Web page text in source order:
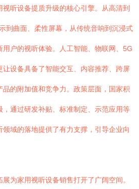
听设备提质升级的核心引擎。从高清到
到曲面、柔性屏幕，从传统音响到沉浸式
户的视听体验。人工智能、物联网、5G
设备具备了智能交互、内容推荐、跨屏
的附加值和竞争力。政策层面，国家积
通过研发补贴、标准制定、示范应用等
域的落地提供了有力支撑，引导企业向
为家用视听设备销售打开了广阔空间。